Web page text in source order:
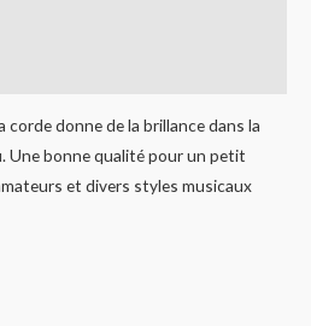
corde donne de la brillance dans la
Une bonne qualité pour un petit
et divers styles musicaux